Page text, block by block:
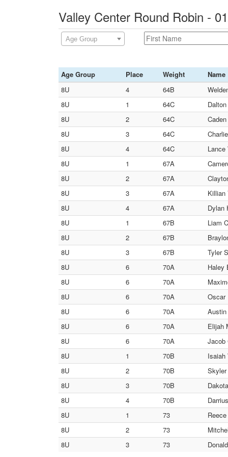
Valley Center Round Robin -
Age Group
Age Group Place Weight
Name
8U
4 64B
8U
1 64C
8U
2 64C
8U
3 64C
8U
4 64C
Lance
8U
1 67A
8U
2 67A
8U
3 67A
Killian
8U
4 67A
Dylan
8U
1 67B
Liam
8U
2 67B
8U
3 67B
Tyler
8U
6 70A
Haley
8U
6 70A
8U
6 70A
Oscar
8U
6 70A
Austin
8U
6 70A
Elijah
8U
6 70A
Jacob
8U
1 70B
Isaiah
8U
2 70B
Skyler
8U
3 70B
8U
4 70B
8U
1 73
8U
2 73
8U
3 73